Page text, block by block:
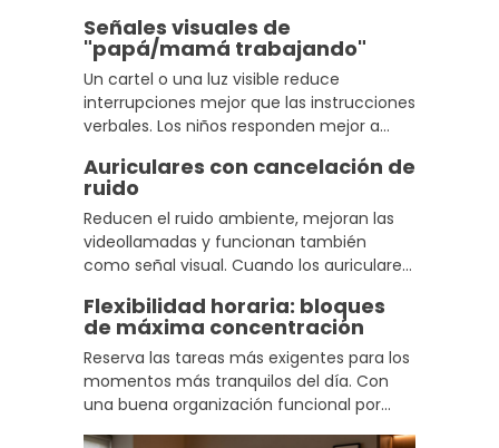
interrupciones espontáneas durante la
jornada.
Señales visuales de
"papá/mamá trabajando"
Un cartel o una luz visible reduce
interrupciones mejor que las instrucciones
verbales. Los niños responden mejor a
mantienen de forma consistente cada
día.
Auriculares con cancelación de
ruido
Reducen el ruido ambiente, mejoran las
videollamadas y funcionan también
como señal visual. Cuando los auriculares
es el momento de interrumpir.
Flexibilidad horaria: bloques
de máxima concentración
Reserva las tareas más exigentes para los
momentos más tranquilos del día. Con
una buena organización funcional por